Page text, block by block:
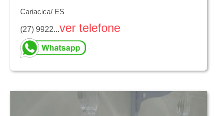
Cariacica/ ES
(27) 9922...ver telefone